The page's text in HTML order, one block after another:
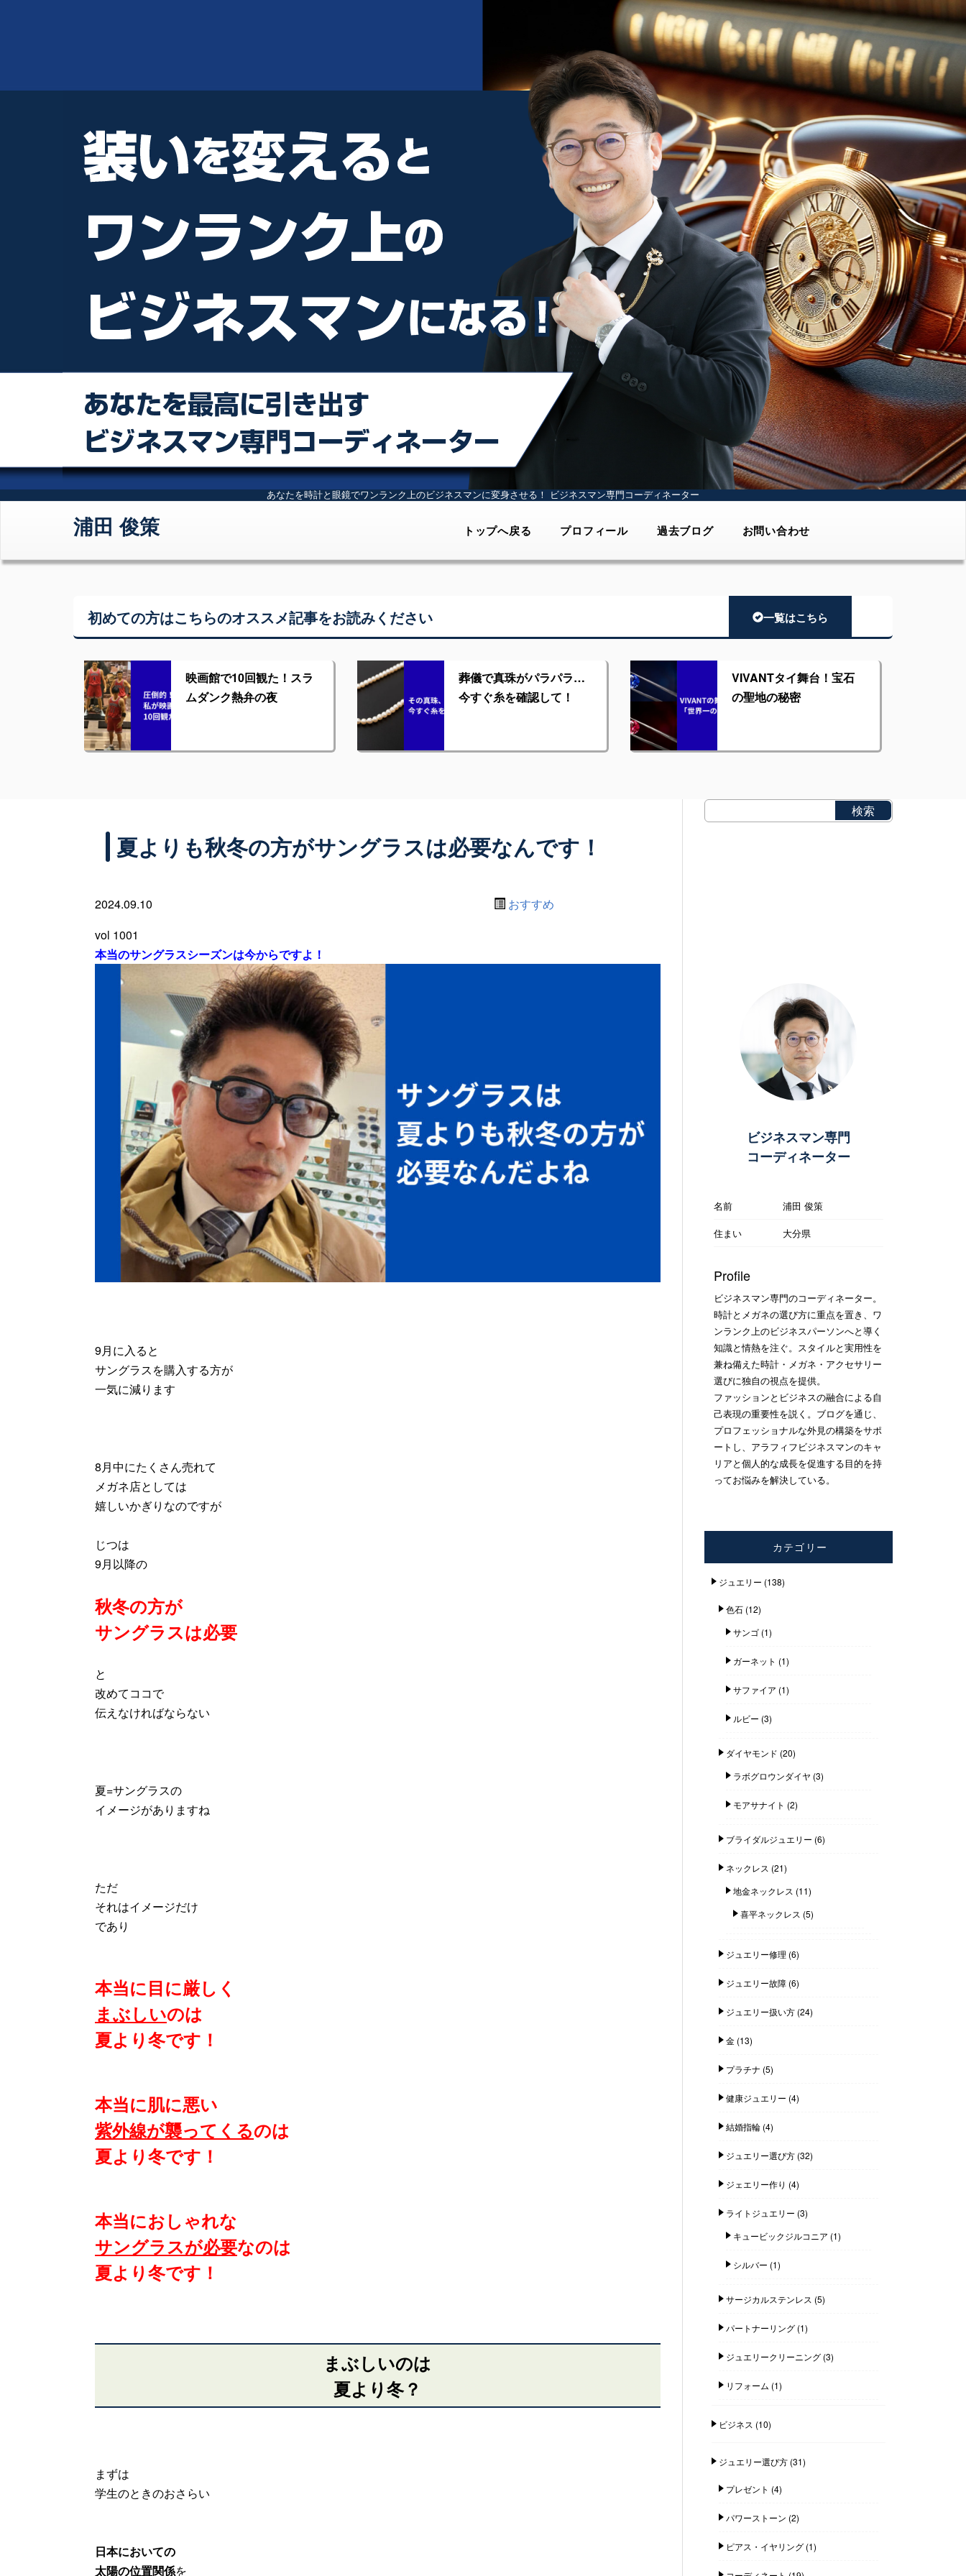
あなたを時計と眼鏡でワンランク上のビジネスマンに変身させる！ビジネスマン専門コーディネーター
浦田 俊策 トップへ戻る プロフィール 過去ブログ お問い合わせ
初めての方はこちらのオススメ記事をお読みください 一覧はこちら
映画館で10回観た！スラ
ムダンク熱弁の夜
葬儀で真珠がパラパラ…
今すぐ糸を確認して！
VIVANTタイ舞台！宝石
の聖地の秘密
夏よりも秋冬の方がサングラスは必要なんです！
2024.09.10
おすすめ
vol 1001
本当のサングラスシーズンは今からですよ！
9月に入ると
サングラスを購入する方が
一気に減ります
8月中にたくさん売れて
メガネ店としては
嬉しいかぎりなのですが
じつは
9月以降の
秋冬の方が
サングラスは必要
と
改めてココで
伝えなければならない
夏=サングラスの
イメージがありますね
ただ
それはイメージだけ
であり
本当に目に厳しく
まぶしいのは
夏より冬です！
本当に肌に悪い
紫外線が襲ってくるのは
夏より冬です！
本当におしゃれな
サングラスが必要なのは
夏より冬です！
まぶしいのは
夏より冬？
まずは
学生のときのおさらい
日本においての
太陽の位置関係を
ビジネスマン専門
コーディネーター
名前
浦田 俊策
住まい
大分県
Profile
ビジネスマン専門のコーディネーター。
時計とメガネの選び方に重点を置き、ワ
ンランク上のビジネスパーソンへと導く
知識と情熱を注ぐ。スタイルと実用性を
兼ね備えた時計・メガネ・アクセサリー
選びに独自の視点を提供。
ファッションとビジネスの融合による自
己表現の重要性を説く。ブログを通じ、
プロフェッショナルな外見の構築をサポ
ートし、アラフィフビジネスマンのキャ
リアと個人的な成長を促進する目的を持
ってお悩みを解決している。
カテゴリー
ジュエリー (138)
色石(12)
サンゴ(1)
ガーネット (1)
サファイア (1)
ルビー (3)
ダイヤモンド (20)
ラボグロウンダイヤ (3)
モアサナイト (2)
ブライダルジュエリー (6)
ネックレス (21)
地金ネックレス (11)
喜平ネックレス (5)
ジュエリー修理 (6)
ジュエリー故障(6)
ジュエリー扱い方(24)
金(13)
プラチナ (5)
健康ジュエリー (4)
結婚指輪(4)
ジュエリー選び方(32)
ジェエリー作り (4)
ライトジュエリー (3)
キュービックジルコニア (1)
シルバー (1)
サージカルステンレス (5)
パートナーリング(1)
ジュエリークリーニング(3)
リフォーム (1)
ビジネス (10)
ジュエリー選び方(31)
プレゼント (4)
パワーストーン (2)
ピアス・イヤリング(1)